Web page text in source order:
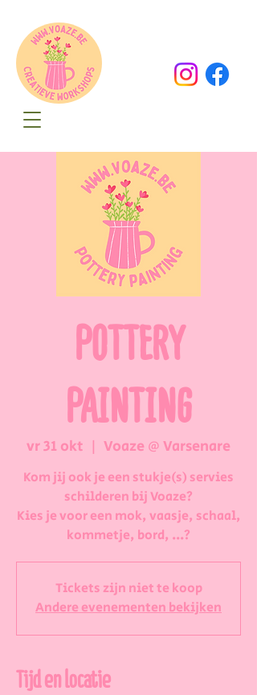
POTTERY
PAINTING
vr 31 okt
  |
Voaze @ Varsenare
Kom jij ook je een stukje(s) servies
schilderen bij Voaze?
Kies je voor een mok, vaasje, schaal,
kommetje, bord, ...?
Tickets zijn niet te koop
Andere evenementen bekijken
Tijd en locatie